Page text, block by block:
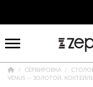
СЕРВИРОВКА
VENUS — ЗОЛОТОЙ,